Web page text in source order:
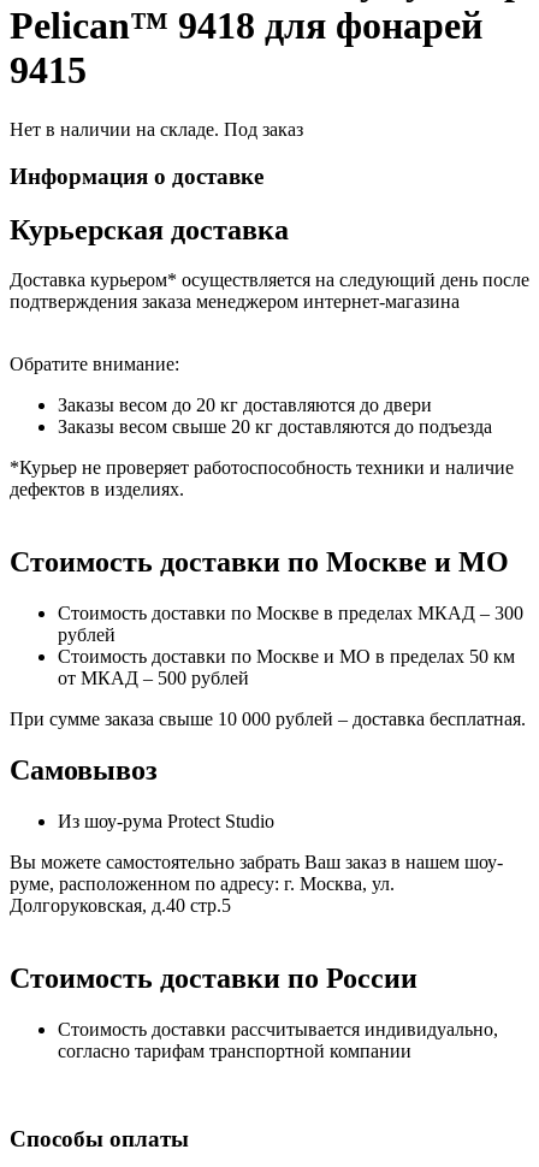
Pelican™ 9418 для фонарей
9415
Нет в наличии на складе. Под заказ
Информация о доставке
Курьерская доставка
Доставка курьером* осуществляется на следующий день после
подтверждения заказа менеджером интернет-магазина
Обратите внимание:
Заказы весом до 20 кг доставляются до двери
Заказы весом свыше 20 кг доставляются до подъезда
*Курьер не проверяет работоспособность техники и наличие
дефектов в изделиях.
Стоимость доставки по Москве и МО
Стоимость доставки по Москве в пределах МКАД – 300
рублей
Стоимость доставки по Москве и МО в пределах 50 км
от МКАД – 500 рублей
При сумме заказа свыше 10 000 рублей – доставка бесплатная.
Самовывоз
Из шоу-рума Protect Studio
Вы можете самостоятельно забрать Ваш заказ в нашем шоу-
руме, расположенном по адресу: г. Москва, ул.
Долгоруковская, д.40 стр.5
Стоимость доставки по России
Стоимость доставки рассчитывается индивидуально,
согласно тарифам транспортной компании
Способы оплаты